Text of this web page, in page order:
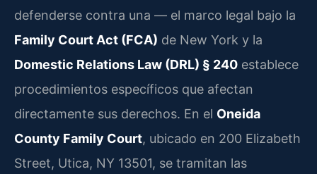
defenderse contra una — el marco legal bajo la
Family Court Act (FCA) de New York y la
Domestic Relations Law (DRL) § 240 establece
procedimientos específicos que afectan
directamente sus derechos. En el Oneida
County Family Court, ubicado en 200 Elizabeth
Street, Utica, NY 13501, se tramitan las